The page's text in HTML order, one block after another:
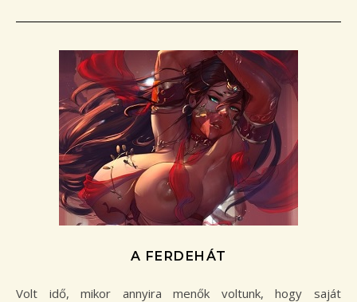
A FERDEHÁT
Volt idő, mikor annyira menők voltunk, hogy saját